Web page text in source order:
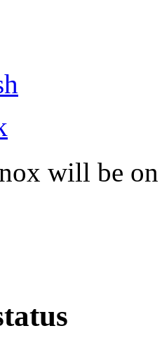
will be